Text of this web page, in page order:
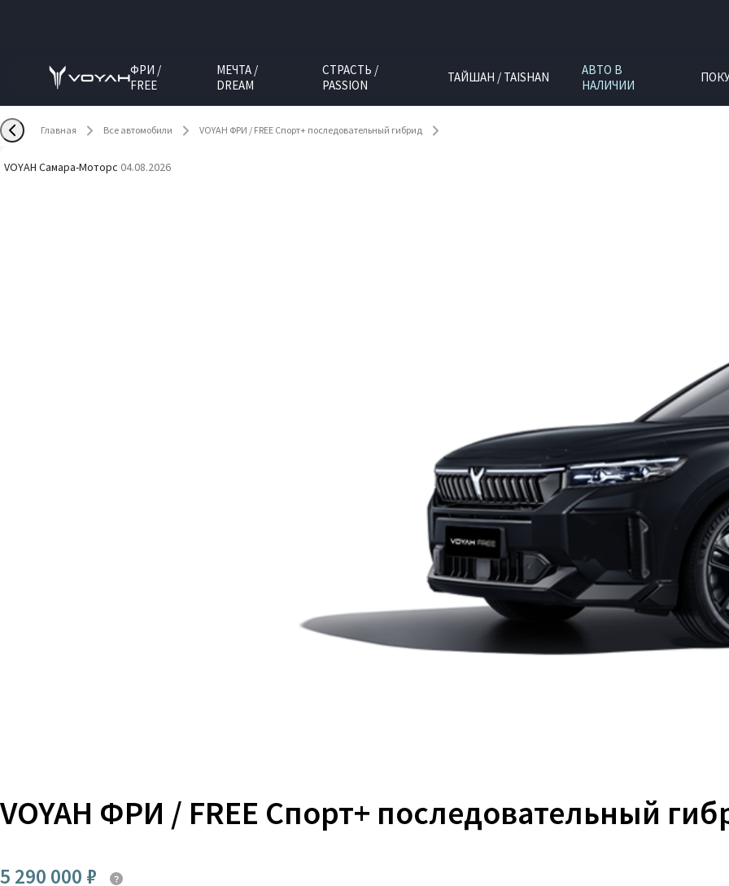
ФРИ /
FREE
МЕЧТА /
DREAM
СТРАСТЬ /
PASSION
ТАЙШАН / TAISHAN
АВТО В
НАЛИЧИИ
Главная Все автомобили VOYAH ФРИ / FREE Спорт+ последовательный гибрид
VOYAH Самара-Моторс·04.08.2026
VOYAH ФРИ / FREE Спорт+ последовательный
5 290 000 ₽